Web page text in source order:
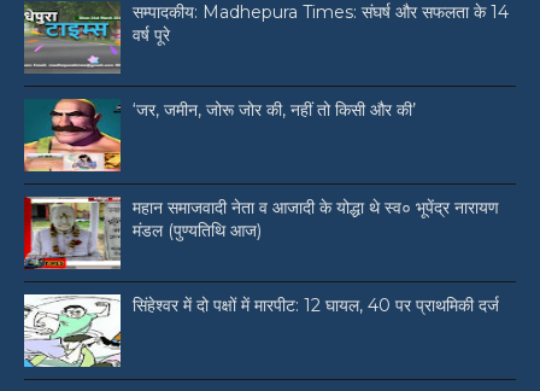
सम्पादकीय: Madhepura Times: संघर्ष और सफलता के 14
वर्ष पूरे
‘जर, जमीन, जोरू जोर की, नहीं तो किसी और की’
महान समाजवादी नेता व आजादी के योद्धा थे स्व० भूपेंद्र नारायण
मंडल (पुण्यतिथि आज)
सिंहेश्वर में दो पक्षों में मारपीट: 12 घायल, 40 पर प्राथमिकी दर्ज